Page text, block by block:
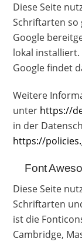
Diese Seite
Schriftarten so
Google
lokal installiert.
Google findet
Weitere
unter https://
in der
https://
Font
Diese Seite
Schriftarten
ist die
Cambridge,